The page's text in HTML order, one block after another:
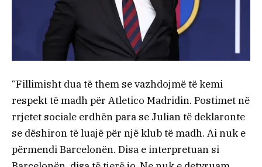
“Fillimisht dua të them se vazhdojmë të kemi
respekt të madh për Atletico Madridin. Postimet në
rrjetet sociale erdhën para se Julian të deklaronte
se dëshiron të luajë për një klub të madh. Ai nuk e
përmendi Barcelonën. Disa e interpretuan si